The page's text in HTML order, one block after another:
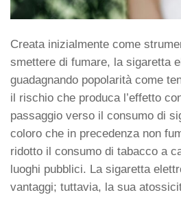
Creata inizialmente come
smettere di fumare, la sigaretta
guadagnando popolarità come
il rischio che produca l’effetto
passaggio verso il consumo di
coloro che in precedenza non
ridotto il consumo di tabacco a
luoghi pubblici. La sigaretta
vantaggi; tuttavia, la sua